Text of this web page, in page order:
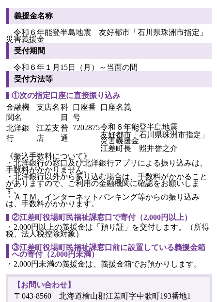
義援金名称
令和６年能登半島地震 友好都市「石川県珠洲市指定」
災害義援金
受付期間
令和６年１月15日（月）～当面の間
受付方法等
①次の指定口座に直接振り込み
金融機
関名
支店名 科
目
口座番
号
口座名義
北洋銀
行
江差支
店
普
通
7202875令和６年能登半島地震
友好都市「石川県珠洲市指定」
災害義援金
江差町長 照井誉之介
《振込手数料について》
・北洋銀行の窓口及び北洋銀行アプリによる振り込みは、
手数料がかかりません。
・北洋銀行以外から振り込む場合は、手数料がかかること
がありますので、ご利用の金融機関に確認をお願いしま
す。
・ＡＴＭ、インターネットバンキング等からの振り込み
は、手数料がかかります。
②江差町役場町民福祉課窓口で寄付（2,000円以上）
・2,000円以上の義援金は「預り証」を交付します。（所得
税、法人税控除対象）
③江差町役場町民福祉課窓口前に設置している義援金箱
への寄付（2,000円未満）
・2,000円未満の義援金は、義援金箱でお預かりします。
【お問い合わせ】
〒043-8560 北海道檜山郡江差町字中歌町193番地1